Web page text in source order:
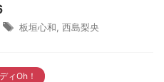
板垣心和 西島梨央
ィOh！